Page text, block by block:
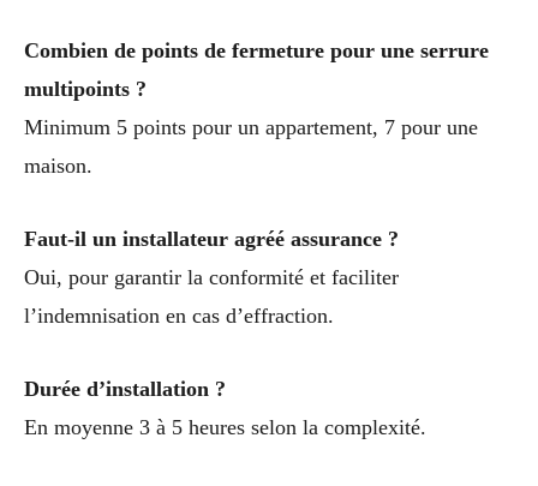
Combien de points de fermeture pour une serrure
multipoints ?
Minimum 5 points pour un appartement, 7 pour une
maison.
Faut-il un installateur agréé assurance ?
Oui, pour garantir la conformité et faciliter
l’indemnisation en cas d’effraction.
Durée d’installation ?
En moyenne 3 à 5 heures selon la complexité.